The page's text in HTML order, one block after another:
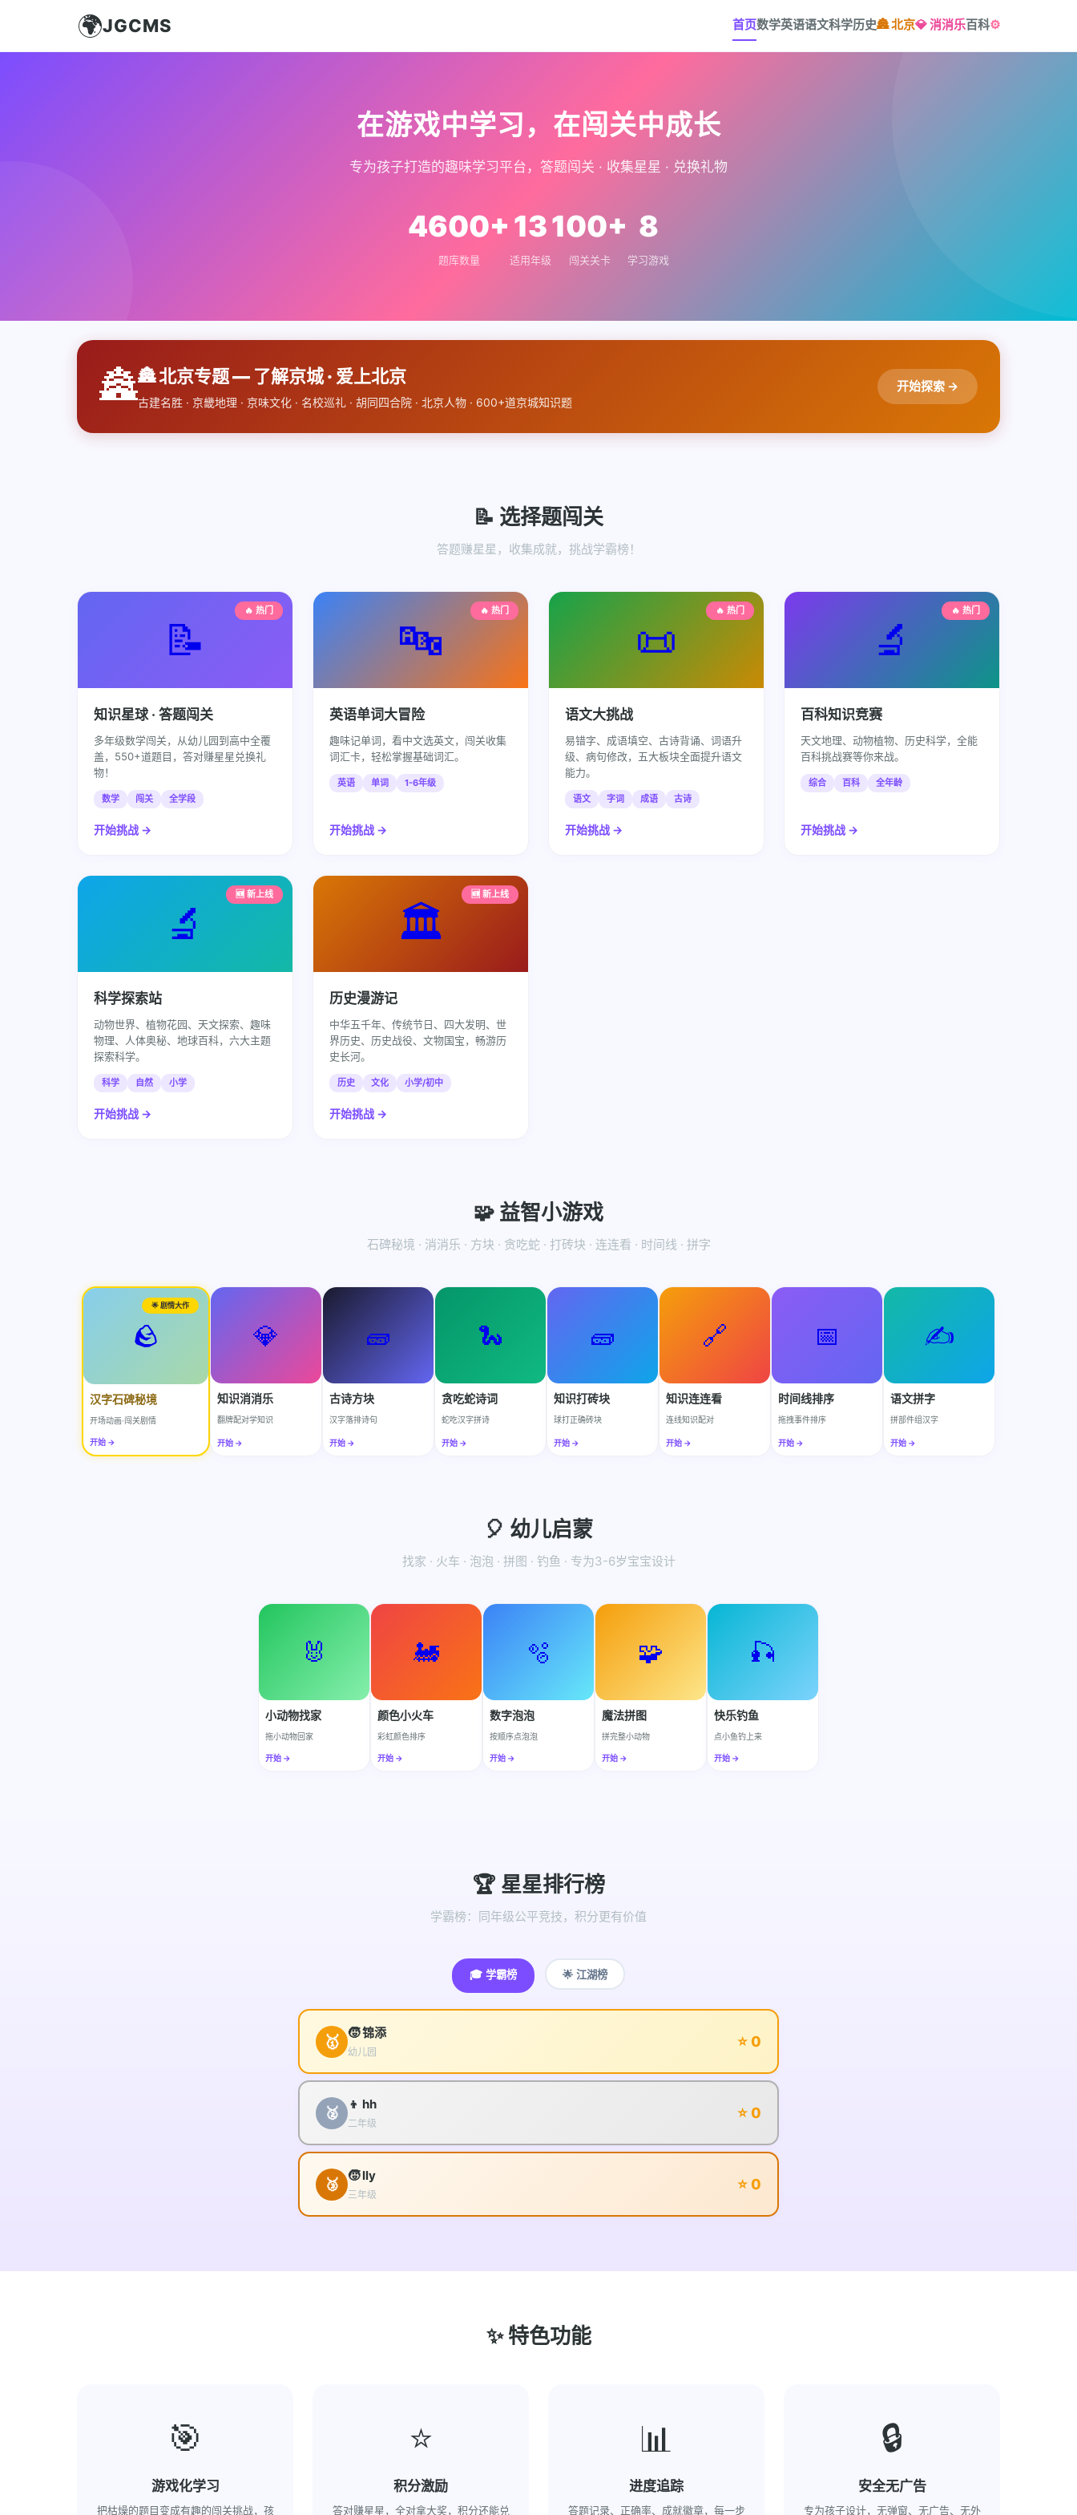
🌍JGCMS 首页数学英语语文科学历史🏯 北京💎 消消乐百科⚙️
在游戏中学习，在闯关中成长
专为孩子打造的趣味学习平台，答题闯关 · 收集星星 · 兑换礼物
4600+
题库数量
13
适用年级
100+
闯关关卡
8
学习游戏
🏯🏯 北京专题 — 了解京城 · 爱上北京
古建名胜 · 京畿地理 · 京味文化 · 名校巡礼 · 胡同四合院 · 北京人物 · 600+道京城知识题
开始探索 →
📝 选择题闯关
答题赚星星，收集成就，挑战学霸榜！
📝
🔥 热门
知识星球 · 答题闯关
多年级数学闯关，从幼儿园到高中全覆
盖，550+道题目，答对赚星星兑换礼
物！
数学 闯关 全学段
开始挑战 →
🔤
🔥 热门
英语单词大冒险
趣味记单词，看中文选英文，闯关收集
词汇卡，轻松掌握基础词汇。
英语 单词 1-6年级
开始挑战 →
📜
🔥 热门
语文大挑战
易错字、成语填空、古诗背诵、词语升
级、病句修改，五大板块全面提升语文
能力。
语文 字词 成语 古诗
开始挑战 →
🔬
🔥 热门
百科知识竞赛
天文地理、动物植物、历史科学，全能
百科挑战赛等你来战。
综合 百科 全年龄
开始挑战 →
🔬
🆕 新上线
科学探索站
动物世界、植物花园、天文探索、趣味
物理、人体奥秘、地球百科，六大主题
探索科学。
科学 自然 小学
开始挑战 →
🏛️
🆕 新上线
历史漫游记
中华五千年、传统节日、四大发明、世
界历史、历史战役、文物国宝，畅游历
史长河。
历史 文化 小学/初中
开始挑战 →
🧩 益智小游戏
石碑秘境 · 消消乐 · 方块 · 贪吃蛇 · 打砖块 · 连连看 · 时间线 · 拼字
🪨
🌟 剧情大作
汉字石碑秘境
开场动画·闯关剧情
开始 →
💎
知识消消乐
翻牌配对学知识
开始 →
🧱
古诗方块
汉字落排诗句
开始 →
🐍
贪吃蛇诗词
蛇吃汉字拼诗
开始 →
🧱
知识打砖块
球打正确砖块
开始 →
🔗
知识连连看
连线知识配对
开始 →
📅
时间线排序
拖拽事件排序
开始 →
✍️
语文拼字
拼部件组汉字
开始 →
🎈 幼儿启蒙
找家 · 火车 · 泡泡 · 拼图 · 钓鱼 · 专为3-6岁宝宝设计
🐰
小动物找家
拖小动物回家
开始 →
🚂
颜色小火车
彩虹颜色排序
开始 →
🫧
数字泡泡
按顺序点泡泡
开始 →
🧩
魔法拼图
拼完整小动物
开始 →
🎣
快乐钓鱼
点小鱼钓上来
开始 →
🏆 星星排行榜
学霸榜：同年级公平竞技，积分更有价值
🎓 学霸榜 🌟 江湖榜
🥇 🧒 锦添
幼儿园
⭐ 0
🥈 👦 hh
二年级
⭐ 0
🥉 🧒 lly
三年级
⭐ 0
✨ 特色功能
🎯
游戏化学习
把枯燥的题目变成有趣的闯关挑战，孩
⭐
积分激励
答对赚星星，全对拿大奖，积分还能兑
📊
进度追踪
答题记录、正确率、成就徽章，每一步
🔒
安全无广告
专为孩子设计，无弹窗、无广告、无外